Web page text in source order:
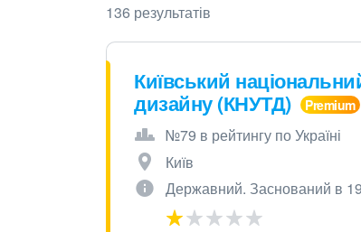
136 результатів
Київський
дизайну (КНУТД)
№79 в рейтингу по Україні
Київ
Державний. Заснований в